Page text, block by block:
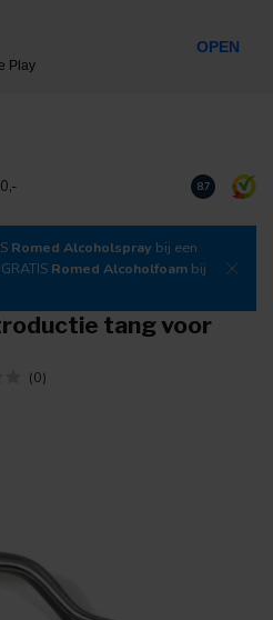
Download
8.7
Romed Alcoholspray bij een
Romed Alcoholfoam bij
tang voor
(0)
Play
OPEN